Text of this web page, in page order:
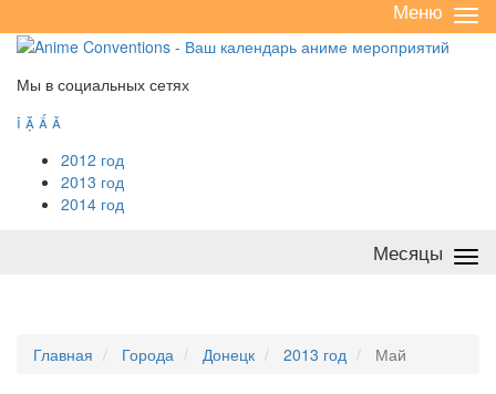
/
Меню
Мы в социальных сетях
   
2012 год
2013 год
2014 год
Месяцы
Главная Города Донецк 2013 год Май